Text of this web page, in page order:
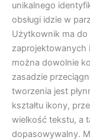
unikalnego
obsługi idzie w
Użytkownik ma
zaprojektowanych
można dowolnie
zasadzie
tworzenia jest
kształtu ikony,
wielkość tekstu, a
dopasowywalny.